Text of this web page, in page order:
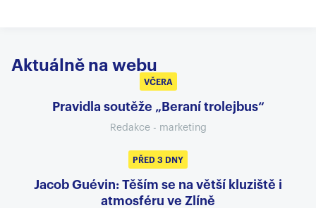
Aktuálně na webu
VČERA
Pravidla soutěže „Beraní trolejbus“
Redakce - marketing
PŘED 3 DNY
Jacob Guévin: Těším se na větší kluziště i
atmosféru ve Zlíně